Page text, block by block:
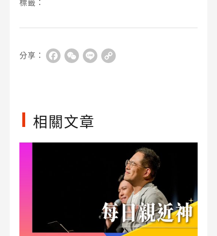
標籤：
分享： FacebookWeChat
Line
相關文章